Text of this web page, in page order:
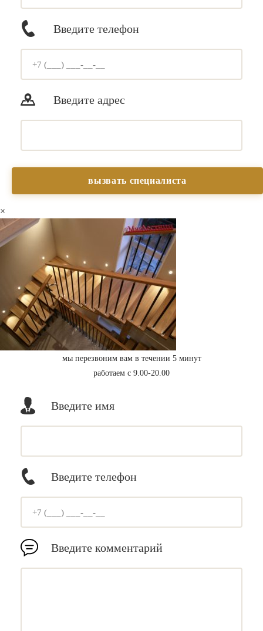
Введите телефон
Введите адрес
×
мы перезвоним вам в течении 5 минут
работаем с 9.00-20.00
Введите имя
Введите телефон
Введите комментарий